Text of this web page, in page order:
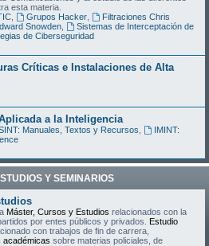
esta materia.
, Grupos Hacker,
Filtraciones Chris
Snowden,
Sistemas de Interceptación de
de Ciberseguridad
Críticas e Instalaciones de Alta
a la Inteligencia
Manuales, Textos y Recursos
IMINT:
Y SEMINARIOS
Máster, Cursos y Estudios relacionados con la
por entes públicos y privados. Estudio
con trabajos de fin de carrera,
académicas sobre materias policiales, de